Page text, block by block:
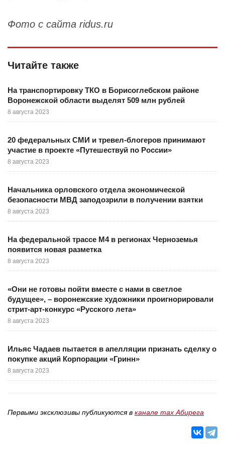
Фото с сайта ridus.ru
Читайте также
На транспортировку ТКО в Борисоглебском районе
Воронежской области выделят 509 млн рублей
8 августа 2023
20 федеральных СМИ и тревел-блогеров принимают
участие в проекте «Путешествуй по России»
8 августа 2023
Начальника орловского отдела экономической
безопасности МВД заподозрили в получении взятки
8 августа 2023
На федеральной трассе М4 в регионах Черноземья
появится новая разметка
8 августа 2023
«Они не готовы пойти вместе с нами в светлое
будущее», – воронежские художники проигнорировали
стрит-арт-конкурс «Русского лета»
8 августа 2023
Ильяс Чадаев пытается в апелляции признать сделку о
покупке акций Корпорации «Гринн»
8 августа 2023
Первыми эксклюзивы публикуются в канале max Абирега